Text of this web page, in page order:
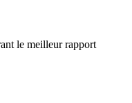
le meilleur rapport